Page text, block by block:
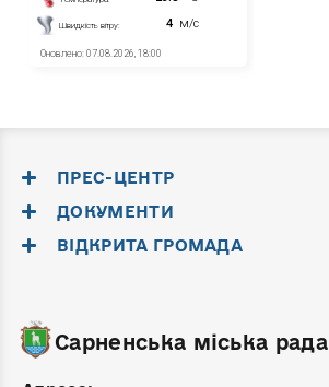
ПРЕС-ЦЕНТР
ДОКУМЕНТИ
ВІДКРИТА ГРОМАДА
Сарненська міська рада